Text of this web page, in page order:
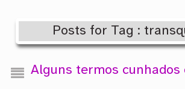
Posts for Tag :
Alguns termos cunhados